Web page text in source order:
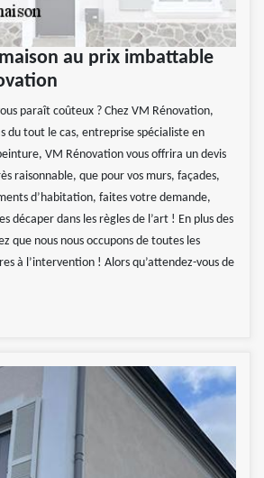
au prix imbattable
paraît coûteux ? Chez VM Rénovation,
du tout le cas, entreprise spécialiste en
VM Rénovation vous offrira un devis
raisonnable, que pour vos murs, façades,
d’habitation, faites votre demande,
décaper dans les règles de l’art ! En plus des
que nous nous occupons de toutes les
à l’intervention ! Alors qu’attendez-vous de